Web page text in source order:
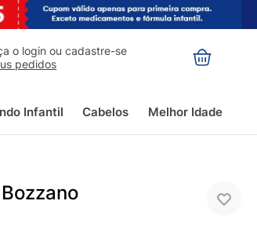
o login ou cadastre-se
pedidos
Infantil Cabelos Melhor Idade